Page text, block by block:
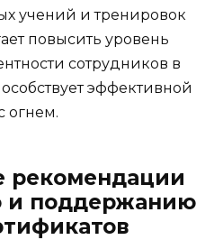
учений и тренировок
повысить уровень
сотрудников в
эффективной
огнем.
рекомендации
и поддержанию